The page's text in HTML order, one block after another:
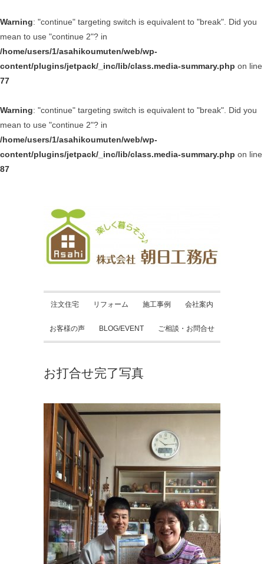
Warning: "continue" targeting switch is equivalent to "break". Did you
mean to use "continue 2"? in
/home/users/1/asahikoumuten/web/wp-
content/plugins/jetpack/_inc/lib/class.media-summary.php on line
77
Warning: "continue" targeting switch is equivalent to "break". Did you
mean to use "continue 2"? in
/home/users/1/asahikoumuten/web/wp-
content/plugins/jetpack/_inc/lib/class.media-summary.php on line
87
注文住宅 リフォーム 施工事例 会社案内
お客様の声 BLOG/EVENT ご相談・お問合せ
お打合せ完了写真